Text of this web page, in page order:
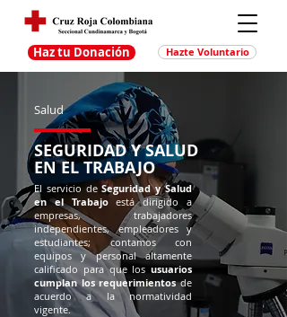
Haz tu Donación Hazte Voluntario
Salud
SEGURIDAD Y SALUD
EN EL TRABAJO
El servicio deSeguridad y Salud
en el Trabajoestá dirigido a
empresas, trabajadores
independientes, empleadores y
estudiantes; contamos con
equipos y personal altamente
calificado para que los usuarios
cumplan los requerimientosde
acuerdo a la normatividad
vigente.